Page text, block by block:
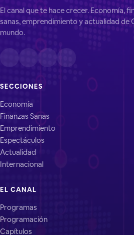
El canal que te hace crecer. Economía,
sanas, emprendimiento y actualidad de
mundo.
SECCIONES
Economía
Finanzas Sanas
Emprendimiento
Espectáculos
Actualidad
Internacional
EL CANAL
Programas
Programación
Capítulos